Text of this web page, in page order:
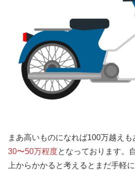
まあ高いものになれば100万越え
30〜50万程度となっております。
上からかかると考えるとまだ手軽